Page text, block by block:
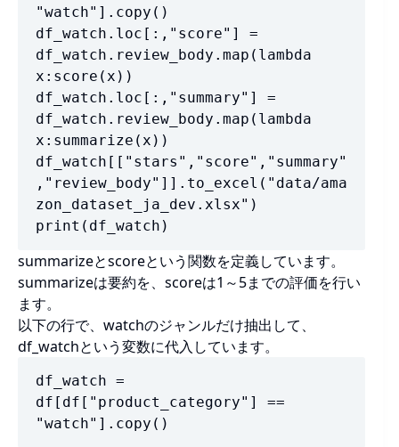
"watch"].copy()
df_watch.loc[:,"score"] =
df_watch.review_body.map(lambda
x:score(x))
df_watch.loc[:,"summary"] =
df_watch.review_body.map(lambda
x:summarize(x))
df_watch[["stars","score","summary"
,"review_body"]].to_excel("data/ama
zon_dataset_ja_dev.xlsx")
print(df_watch)
summarizeとscoreという関数を定義しています。
summarizeは要約を、scoreは1～5までの評価を行い
ます。
以下の行で、watchのジャンルだけ抽出して、
df_watchという変数に代入しています。
df_watch =
df[df["product_category"] ==
"watch"].copy()